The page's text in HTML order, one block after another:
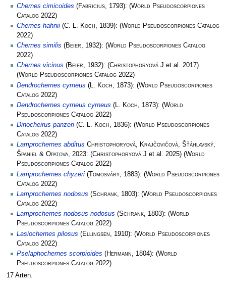
Chernes cimicoides (Fabricius , 1793): (World Pseudoscorpiones
Catalog 2022)
Chernes hahnii (C. L. Koch, 1839): (World Pseudoscorpiones Catalog
2022)
Chernes similis (Beier, 1932): (World Pseudoscorpiones Catalog
2022)
Chernes vicinus (Beier, 1932): (Christophoryová J et al. 2017)
(World Pseudoscorpiones Catalog 2022)
Dendrochernes cyrneus ( L. Koch , 1873): (World Pseudoscorpiones
Catalog 2022)
Dendrochernes cyrneus cyrneus (L. Koch, 1873): (World
Pseudoscorpiones Catalog 2022)
Dinocheirus panzeri (C. L. Koch, 1836): (World Pseudoscorpiones
Catalog 2022)
Lamprochernes abditus Christophoryová, Krajčovičová, Šťáhlavský,
Španiel & Opatova, 2023: (Christophoryová J et al. 2025) (World
Pseudoscorpiones Catalog 2022)
Lamprochernes chyzeri (Tömösváry , 1883): (World Pseudoscorpiones
Catalog 2022)
Lamprochernes nodosus (Schrank, 1803): (World Pseudoscorpiones
Catalog 2022)
Lamprochernes nodosus nodosus (Schrank, 1803): (World
Pseudoscorpiones Catalog 2022)
Lasiochernes pilosus (Ellingsen , 1910): (World Pseudoscorpiones
Catalog 2022)
Pselaphochernes scorpioides (Hermann , 1804): (World
Pseudoscorpiones Catalog 2022)
17 Arten.